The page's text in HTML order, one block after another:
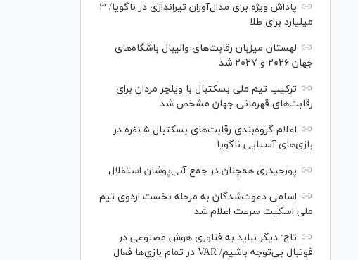
پاداش ویژه برای مدال‌آوران تیراندازی در ناگویا/ ۳
میلیارد برای طلا
لهستان میزبان رقابت‌های والیبال باشگاه‌های
جهان ۲۰۲۶ و ۲۰۲۷ شد
ترکیب تیم ملی بسکتبال با ویلچر مردان برای
رقابت‌های قهرمانی جهان مشخص شد
اعلام گروه‌بندی رقابت‌های بسکتبال ۵ نفره در
بازی‌های آسیایی ناگویا
پورحیدری همچنان در جمع آبی‌پوشان استقلال
اسامی دعوت‌شدگان به مرحله نخست اردوی تیم
ملی اسکیت سرعت اعلام شد
تاج: دیگر نباید به فناوری هوش مصنوعی در
فوتبال بی‌توجه باشیم/ VAR در تمام بازی‌ها فعال